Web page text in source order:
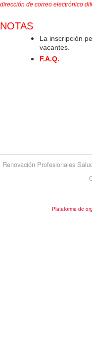
dirección de correo electrónico
NOTAS
La inscripción
vacantes.
F.A.Q.
Renovación Profesionales
Plataforma de